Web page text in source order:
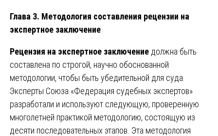
Глава 3. Методология составления рецензии на
экспертное заключение
Рецензия на экспертное заключение должна быть
составлена по строгой, научно обоснованной
методологии, чтобы быть убедительной для суда.
Эксперты Союза «Федерация судебных экспертов»
разработали и используют следующую, проверенную
многолетней практикой методологию, состоящую из
десяти последовательных этапов. Эта методология